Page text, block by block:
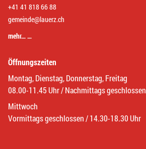
+41 41 818 66 88
gemeinde@lauerz.ch
mehr… …
Öffnungszeiten
Montag, Dienstag, Donnerstag, Freitag
08.00-11.45 Uhr / Nachmittags geschlossen
Mittwoch
Vormittags geschlossen / 14.30-18.30 Uhr